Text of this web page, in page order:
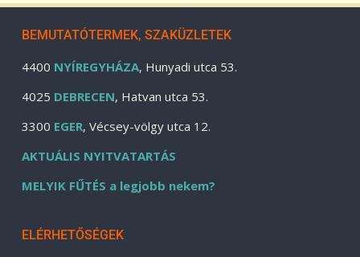
BEMUTATÓTERMEK, SZAKÜZLETEK
4400 NYÍREGYHÁZA, Hunyadi utca 53.
4025 DEBRECEN, Hatvan utca 53.
3300 EGER, Vécsey-völgy utca 12.
AKTUÁLIS NYITVATARTÁS
MELYIK FŰTÉS a legjobb nekem?
ELÉRHETŐSÉGEK